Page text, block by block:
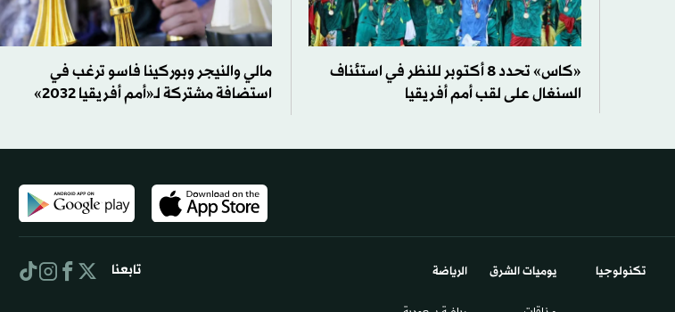
«كاس» تحدد 8 أكتوبر للنظر في استئناف
السنغال على لقب أمم أفريقيا
مالي والنيجر وبوركينا فاسو ترغب في
استضافة مشتركة لـ«أمم أفريقيا 2032»
تكنولوجيا يوميات الشرق​ الرياضة تابعنا